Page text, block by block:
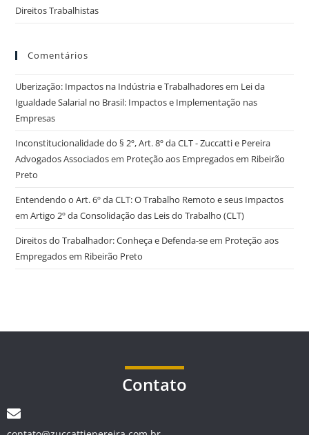
Direitos Trabalhistas
Comentários
Uberização: Impactos na Indústria e Trabalhadoresem Lei da
Igualdade Salarial no Brasil: Impactos e Implementação nas
Empresas
Inconstitucionalidade do § 2º, Art. 8º da CLT - Zuccatti e Pereira
Advogados Associadosem Proteção aos Empregados em Ribeirão
Preto
Entendendo o Art. 6º da CLT: O Trabalho Remoto e seus Impactos
emArtigo 2º da Consolidação das Leis do Trabalho (CLT)
Direitos do Trabalhador: Conheça e Defenda-seem Proteção aos
Empregados em Ribeirão Preto
Contato